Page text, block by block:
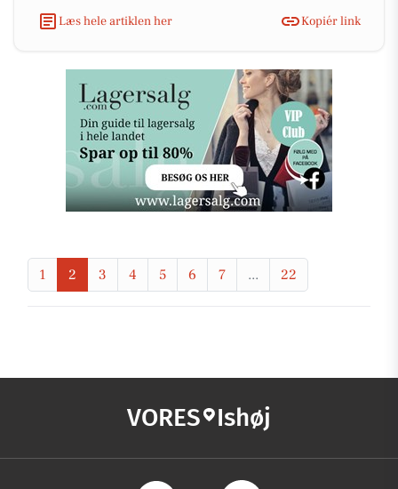
Læs hele artiklen her
Kopiér link
1 2 3 4 5 6 7 ... 22
VORES Ishøj